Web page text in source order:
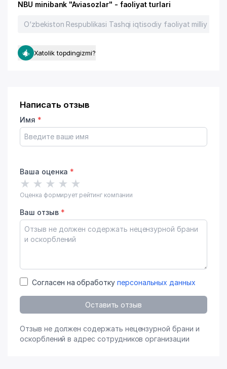
NBU minibank "Aviasozlar" - faoliyat turlari
O‘zbekiston Respublikasi Tashqi iqtisodiy faoliyat milliy banki
Xatolik topdingizmi?
Написать отзыв
Имя *
Ваша оценка *
★ ★ ★ ★ ★
Оценка формирует рейтинг компании
Ваш отзыв *
Согласен на обработку персональных данных
Оставить отзыв
Отзыв не должен содержать нецензурной брани и
оскорблений в адрес сотрудников организации